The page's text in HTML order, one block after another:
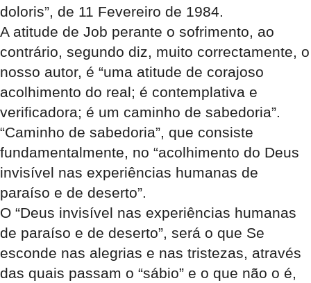
doloris”, de 11 Fevereiro de 1984.
A atitude de Job perante o sofrimento, ao
contrário, segundo diz, muito correctamente, o
nosso autor, é “uma atitude de corajoso
acolhimento do real; é contemplativa e
verificadora; é um caminho de sabedoria”.
“Caminho de sabedoria”, que consiste
fundamentalmente, no “acolhimento do Deus
invisível nas experiências humanas de
paraíso e de deserto”.
O “Deus invisível nas experiências humanas
de paraíso e de deserto”, será o que Se
esconde nas alegrias e nas tristezas, através
das quais passam o “sábio” e o que não o é,